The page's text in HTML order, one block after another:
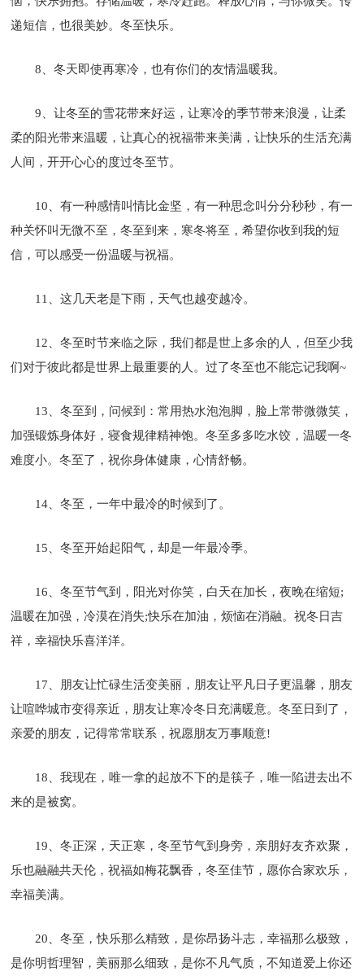
递短信，也很美妙。冬至快乐。
8、冬天即使再寒冷，也有你们的友情温暖我。
9、让冬至的雪花带来好运，让寒冷的季节带来浪漫，让柔
柔的阳光带来温暖，让真心的祝福带来美满，让快乐的生活充满
人间，开开心心的度过冬至节。
10、有一种感情叫情比金坚，有一种思念叫分分秒秒，有一
种关怀叫无微不至，冬至到来，寒冬将至，希望你收到我的短
信，可以感受一份温暖与祝福。
11、这几天老是下雨，天气也越变越冷。
12、冬至时节来临之际，我们都是世上多余的人，但至少我
们对于彼此都是世界上最重要的人。过了冬至也不能忘记我啊~
13、冬至到，问候到：常用热水泡泡脚，脸上常带微微笑，
加强锻炼身体好，寝食规律精神饱。冬至多多吃水饺，温暖一冬
难度小。冬至了，祝你身体健康，心情舒畅。
14、冬至，一年中最冷的时候到了。
15、冬至开始起阳气，却是一年最冷季。
16、冬至节气到，阳光对你笑，白天在加长，夜晚在缩短;
温暖在加强，冷漠在消失;快乐在加油，烦恼在消融。祝冬日吉
祥，幸福快乐喜洋洋。
17、朋友让忙碌生活变美丽，朋友让平凡日子更温馨，朋友
让喧哗城市变得亲近，朋友让寒冷冬日充满暖意。冬至日到了，
亲爱的朋友，记得常常联系，祝愿朋友万事顺意!
18、我现在，唯一拿的起放不下的是筷子，唯一陷进去出不
来的是被窝。
19、冬正深，天正寒，冬至节气到身旁，亲朋好友齐欢聚，
乐也融融共天伦，祝福如梅花飘香，冬至佳节，愿你合家欢乐，
幸福美满。
20、冬至，快乐那么精致，是你昂扬斗志，幸福那么极致，
是你明哲理智，美丽那么细致，是你不凡气质，不知道爱上你还